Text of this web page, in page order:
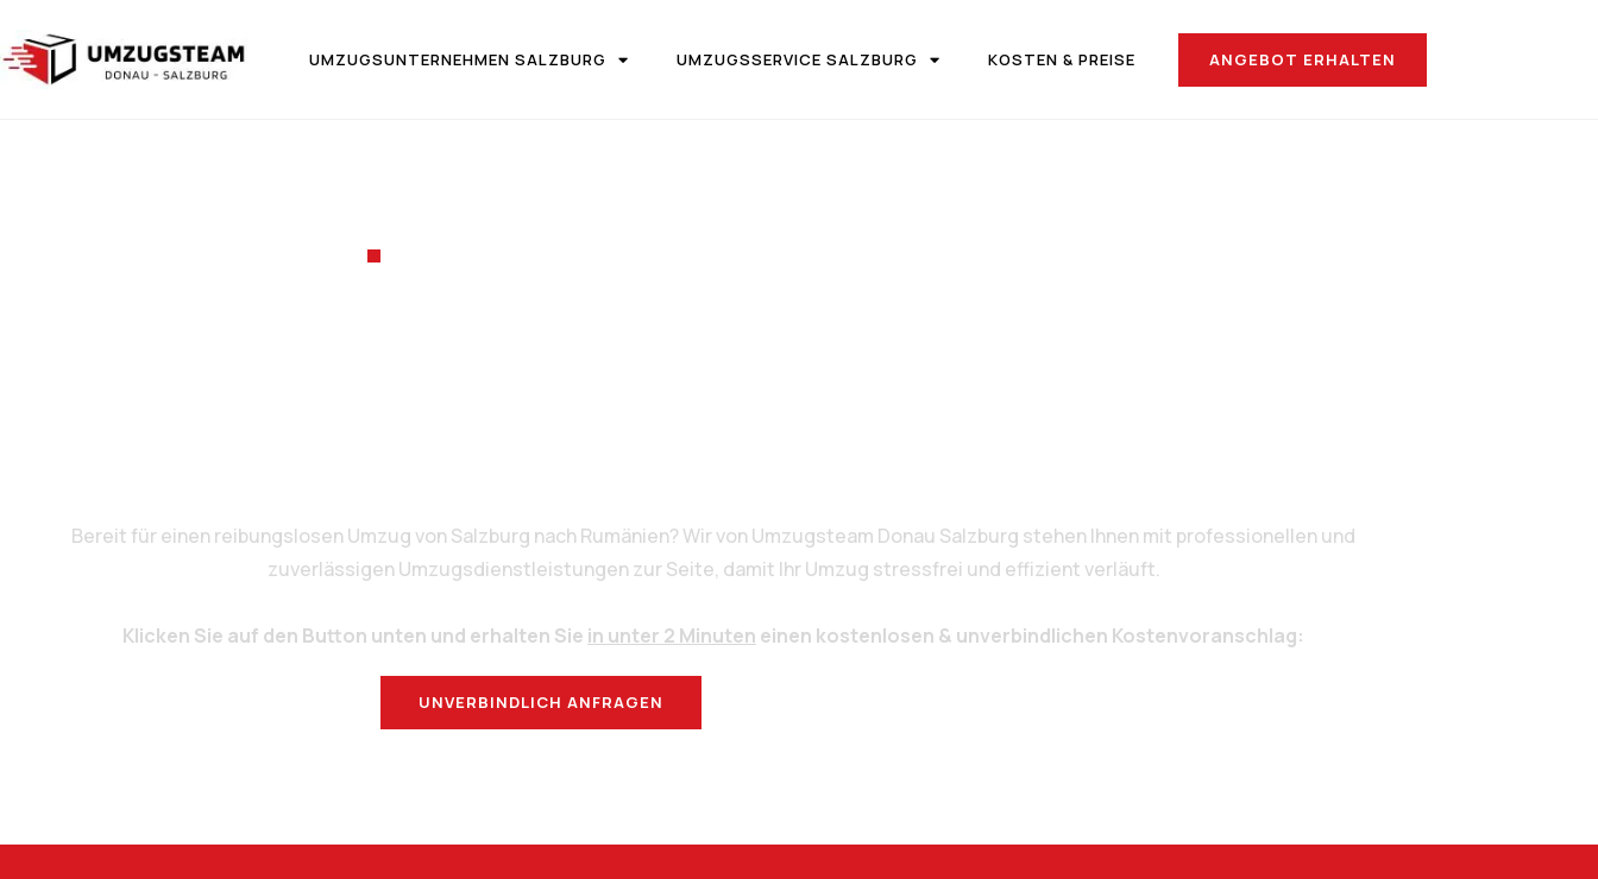
UMZUGSUNTERNEHMEN SALZBURG UMZUGSSERVICE SALZBURG KOSTEN & PREISE ANGEBOT ERHALTEN
Bereit für einen reibungslosen Umzug von Salzburg nach Rumänien? Wir von Umzugsteam Donau Salzburg stehen Ihnen mit professionellen und
zuverlässigen Umzugsdienstleistungen zur Seite, damit Ihr Umzug stressfrei und effizient verläuft.
Klicken Sie auf den Button unten und erhalten Sie in unter 2 Minuten einen kostenlosen & unverbindlichen Kostenvoranschlag:
UNVERBINDLICH ANFRAGEN